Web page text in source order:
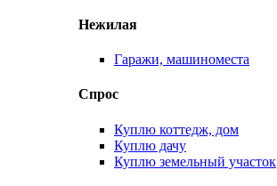
Нежилая
Гаражи, машиноместа
Спрос
Куплю коттедж, дом
Куплю дачу
Куплю земельный участок